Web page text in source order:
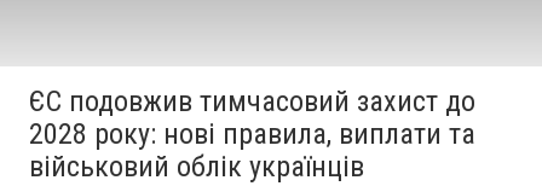
ЄС подовжив тимчасовий захист до
2028 року: нові правила, виплати та
військовий облік українців